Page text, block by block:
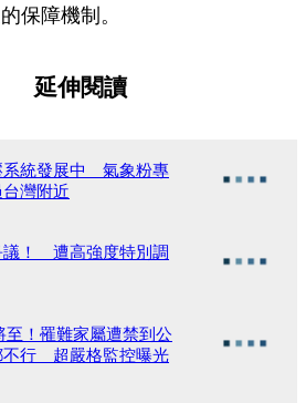
保障機制。
延伸閱讀
系統發展中 氣象粉專
灣附近
議！ 遭高強度特別調
！罹難家屬遭禁到公
不行 超嚴格監控曝光